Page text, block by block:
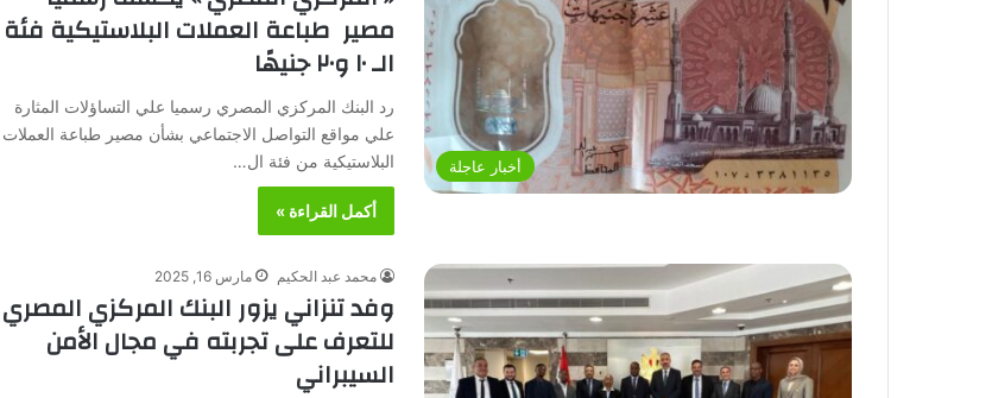
أخبار عاجلة
مصير طباعة العملات البلاستيكية فئة
الـ ١٠ و٢٠ جنيهًا
رد البنك المركزي المصري رسميا علي التساؤلات المثارة
علي مواقع التواصل الاجتماعي بشأن مصير طباعة العملات
البلاستيكية من فئة ال…
أكمل القراءة »
محمد عبد الحكيم مارس 16, 2025
وفد تنزاني يزور البنك المركزي المصري
للتعرف على تجربته في مجال الأمن
السيبراني